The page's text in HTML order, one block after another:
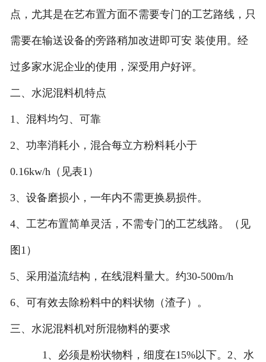
点，尤其是在艺布置方面不需要专门的工艺路线，只
需要在输送设备的旁路稍加改进即可安 装使用。经
过多家水泥企业的使用，深受用户好评。
二、水泥混料机特点
1、混料均匀、可靠
2、功率消耗小，混合每立方粉料耗小于
0.16kw/h（见表1）
3、设备磨损小，一年内不需更换易损件。
4、工艺布置简单灵活，不需专门的工艺线路。（见
图1）
5、采用溢流结构，在线混料量大。约30-500m/h
6、可有效去除粉料中的料状物（渣子）。
三、水泥混料机对所混物料的要求
1、必须是粉状物料，细度在15%以下。2、水